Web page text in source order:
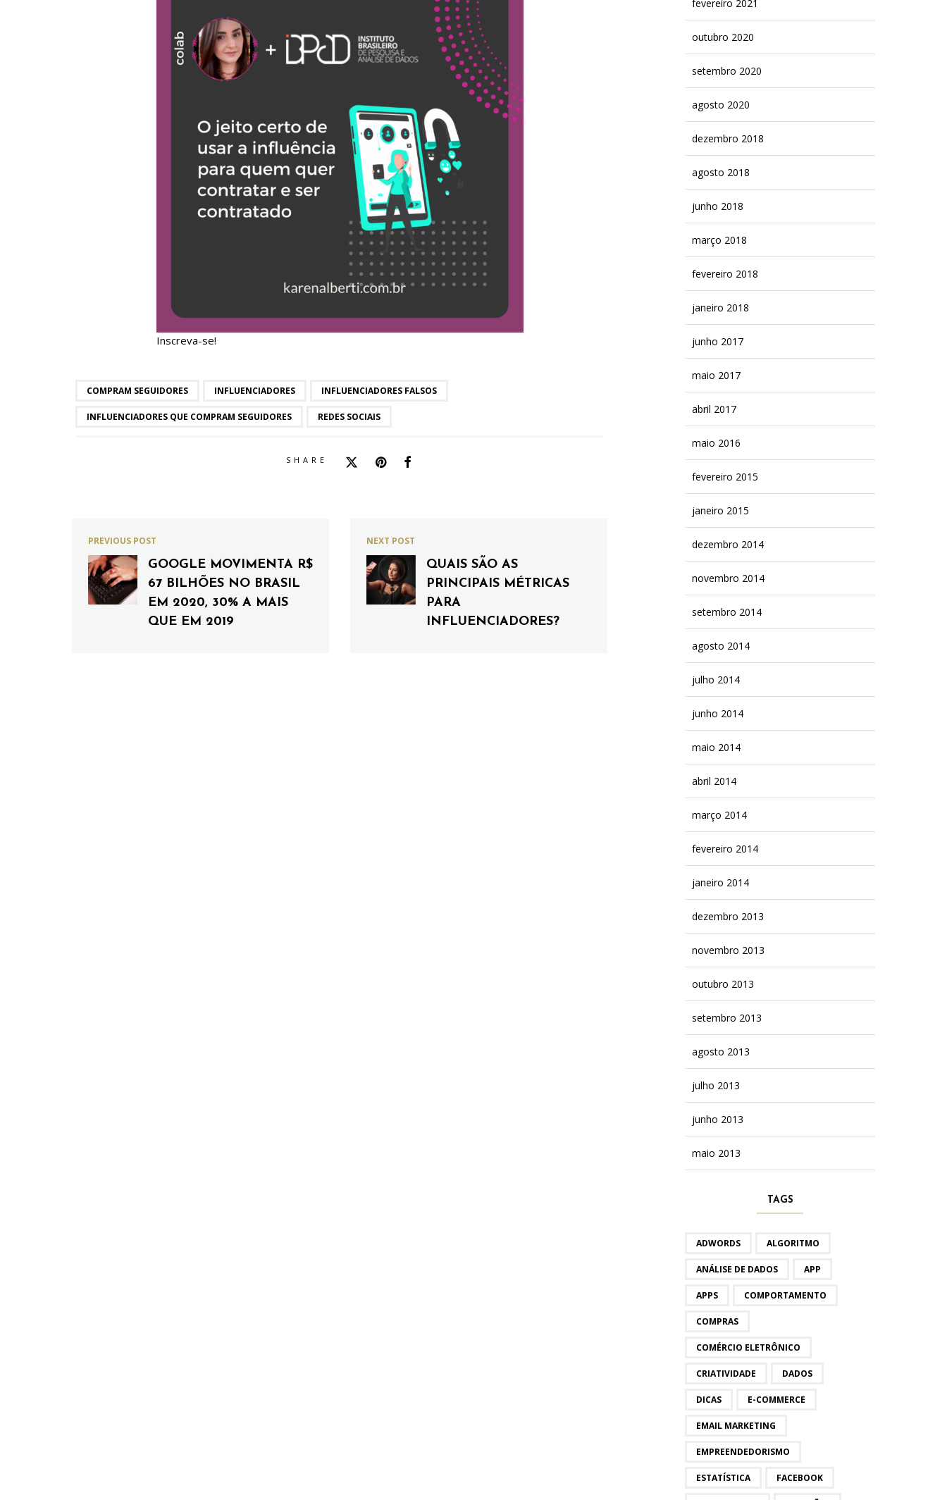
Inscreva-se!
COMPRAM SEGUIDORES INFLUENCIADORES INFLUENCIADORES FALSOS
INFLUENCIADORES QUE COMPRAM SEGUIDORES REDES SOCIAIS
SHARE
PREVIOUS POST
GOOGLE MOVIMENTA R$
67 BILHÕES NO BRASIL
EM 2020, 30% A MAIS
QUE EM 2019
NEXT POST
QUAIS SÃO AS
PRINCIPAIS MÉTRICAS
PARA
INFLUENCIADORES?
fevereiro 2021
outubro 2020
setembro 2020
agosto 2020
dezembro 2018
agosto 2018
junho 2018
março 2018
fevereiro 2018
janeiro 2018
junho 2017
maio 2017
abril 2017
maio 2016
fevereiro 2015
janeiro 2015
dezembro 2014
novembro 2014
setembro 2014
agosto 2014
julho 2014
junho 2014
maio 2014
abril 2014
março 2014
fevereiro 2014
janeiro 2014
dezembro 2013
novembro 2013
outubro 2013
setembro 2013
agosto 2013
julho 2013
junho 2013
maio 2013
TAGS
ADWORDS ALGORITMO
ANÁLISE DE DADOS APP
APPS COMPORTAMENTO
COMPRAS
COMÉRCIO ELETRÔNICO
CRIATIVIDADE DADOS
DICAS E-COMMERCE
EMAIL MARKETING
EMPREENDEDORISMO
ESTATÍSTICA FACEBOOK